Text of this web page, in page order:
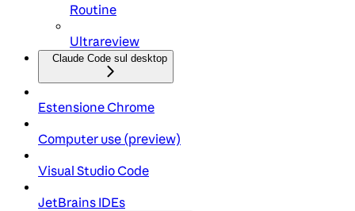
Routine
Ultrareview
Claude Code sul desktop
Estensione Chrome
Computer use (preview)
Visual Studio Code
JetBrains IDEs